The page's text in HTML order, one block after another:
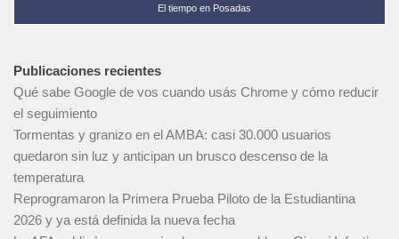
El tiempo en Posadas
Publicaciones recientes
Qué sabe Google de vos cuando usás Chrome y cómo reducir
el seguimiento
Tormentas y granizo en el AMBA: casi 30.000 usuarios
quedaron sin luz y anticipan un brusco descenso de la
temperatura
Reprogramaron la Primera Prueba Piloto de la Estudiantina
2026 y ya está definida la nueva fecha